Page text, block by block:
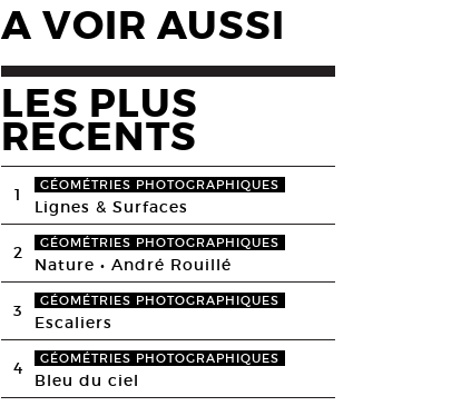
A VOIR AUSSI
LES PLUS
RECENTS
1 GÉOMÉTRIES PHOTOGRAPHIQUES
Lignes & Surfaces
2 GÉOMÉTRIES PHOTOGRAPHIQUES
Nature • André Rouillé
3 GÉOMÉTRIES PHOTOGRAPHIQUES
Escaliers
4 GÉOMÉTRIES PHOTOGRAPHIQUES
Bleu du ciel